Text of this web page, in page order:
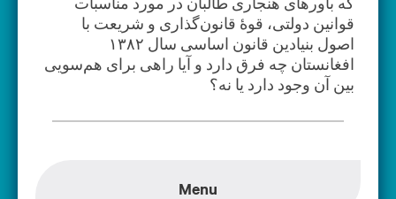
قوانین دولتی، قوۀ قانون‌گذاری و شریعت با
اصول بنیادین قانون اساسی سال ۱۳۸۲
افغانستان چه فرق دارد و آیا راهی برای هم‌سویی
بین آن وجود دارد یا نه؟
Menu